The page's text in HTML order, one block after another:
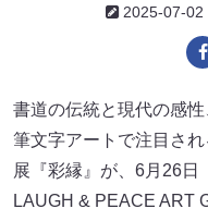
2025-07-02
書道の伝統と現代の感
筆文字アートで注目さ
展『彩縁』が、6月26日
LAUGH & PEACE ART